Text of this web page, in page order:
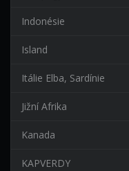
Indonésie
Island
Itálie Elba, Sardínie
Jižní Afrika
Kanada
KAPVERDY